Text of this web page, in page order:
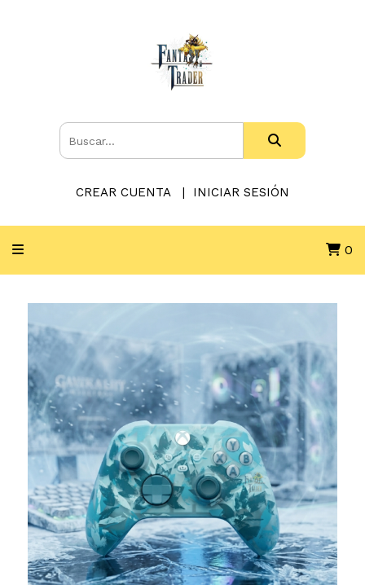
CREAR CUENTA INICIAR SESIÓN
0